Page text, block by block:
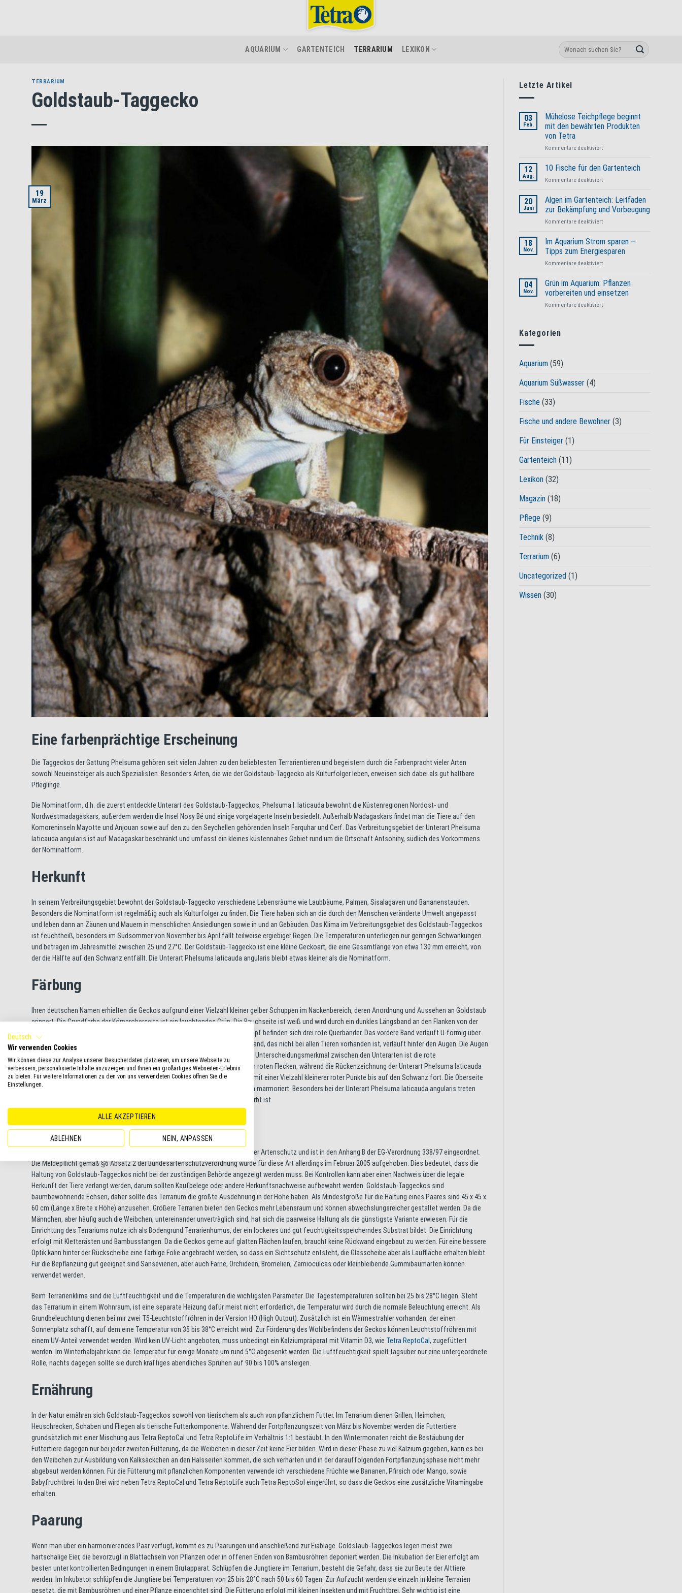
AQUARIUM GARTENTEICH TERRARIUM LEXIKON
TERRARIUM
Goldstaub-Taggecko
19
März
Eine farbenprächtige Erscheinung
Die Taggeckos der Gattung Phelsuma gehören seit vielen Jahren zu den beliebtesten Terrarientieren und begeistern durch die Farbenpracht vieler Arten
sowohl Neueinsteiger als auch Spezialisten. Besonders Arten, die wie der Goldstaub-Taggecko als Kulturfolger leben, erweisen sich dabei als gut haltbare
Pfleglinge.
Die Nominatform, d.h. die zuerst entdeckte Unterart des Goldstaub-Taggeckos, Phelsuma l. laticauda bewohnt die Küstenregionen Nordost- und
Nordwestmadagaskars, außerdem werden die Insel Nosy Bé und einige vorgelagerte Inseln besiedelt. Außerhalb Madagaskars findet man die Tiere auf den
Komoreninseln Mayotte und Anjouan sowie auf den zu den Seychellen gehörenden Inseln Farquhar und Cerf. Das Verbreitungsgebiet der Unterart Phelsuma
laticauda angularis ist auf Madagaskar beschränkt und umfasst ein kleines küstennahes Gebiet rund um die Ortschaft Antsohihy, südlich des Vorkommens
der Nominatform.
Herkunft
In seinem Verbreitungsgebiet bewohnt der Goldstaub-Taggecko verschiedene Lebensräume wie Laubbäume, Palmen, Sisalagaven und Bananenstauden.
Besonders die Nominatform ist regelmäßig auch als Kulturfolger zu finden. Die Tiere haben sich an die durch den Menschen veränderte Umwelt angepasst
und leben dann an Zäunen und Mauern in menschlichen Ansiedlungen sowie in und an Gebäuden. Das Klima im Verbreitungsgebiet des Goldstaub-Taggeckos
ist feuchtheiß, besonders im Südsommer von November bis April fällt teilweise ergiebiger Regen. Die Temperaturen unterliegen nur geringen Schwankungen
und betragen im Jahresmittel zwischen 25 und 27°C. Der Goldstaub-Taggecko ist eine kleine Geckoart, die eine Gesamtlänge von etwa 130 mm erreicht, von
der die Hälfte auf den Schwanz entfällt. Die Unterart Phelsuma laticauda angularis bleibt etwas kleiner als die Nominatform.
Färbung
Ihren deutschen Namen erhielten die Geckos aufgrund einer Vielzahl kleiner gelber Schuppen im Nackenbereich, deren Anordnung und Aussehen an Goldstaub
erinnert. Die Grundfarbe der Körperoberseite ist ein leuchtendes Grün. Die Bauchseite ist weiß und wird durch ein dunkles Längsband an den Flanken von der
Oberseite abgegrenzt. Die Kehle weist eine gelbliche Färbung auf. Auf dem Kopf befinden sich drei rote Querbänder. Das vordere Band verläuft U-förmig über
die Schnauzenspitze, das dahinter liegende verbindet die Augen. Ein drittes Band, das nicht bei allen Tieren vorhanden ist, verläuft hinter den Augen. Die Augen
selbst sind durch einen blauen Ring kontrastreich eingefasst. Das wichtigste Unterscheidungsmerkmal zwischen den Unterarten ist die rote
Rückenzeichnung. Bei der Nominatform besteht sie aus drei tropfenförmigen roten Flecken, während die Rückenzeichnung der Unterart Phelsuma laticauda
angularis einen roten Winkel bildet. Dahinter setzt sich die Rückenzeichnung mit einer Vielzahl kleinerer roter Punkte bis auf den Schwanz fort. Die Oberseite
des Schwanzes ist gelbgrün gefärbt, die Oberseiten der Gliedmaßen sind grün marmoriert. Besonders bei der Unterart Phelsuma laticauda angularis treten
gelegentlich Tiere auf, bei denen die Körperoberseite statt grün bläulich gefärbt ist.
Haltung
Wie alle Arten der Gattung Phelsuma steht auch der Goldstaub-Taggecko unter Artenschutz und ist in den Anhang B der EG-Verordnung 338/97 eingeordnet.
Die Meldepflicht gemäß §6 Absatz 2 der Bundesartenschutzverordnung wurde für diese Art allerdings im Februar 2005 aufgehoben. Dies bedeutet, dass die
Haltung von Goldstaub-Taggeckos nicht bei der zuständigen Behörde angezeigt werden muss. Bei Kontrollen kann aber einen Nachweis über die legale
Herkunft der Tiere verlangt werden, darum sollten Kaufbelege oder andere Herkunftsnachweise aufbewahrt werden. Goldstaub-Taggeckos sind
baumbewohnende Echsen, daher sollte das Terrarium die größte Ausdehnung in der Höhe haben. Als Mindestgröße für die Haltung eines Paares sind 45 x 45 x
60 cm (Länge x Breite x Höhe) anzusehen. Größere Terrarien bieten den Geckos mehr Lebensraum und können abwechslungsreicher gestaltet werden. Da die
Männchen, aber häufig auch die Weibchen, untereinander unverträglich sind, hat sich die paarweise Haltung als die günstigste Variante erwiesen. Für die
Einrichtung des Terrariums nutze ich als Bodengrund Terrarienhumus, der ein lockeres und gut feuchtigkeitsspeicherndes Substrat bildet. Die Einrichtung
erfolgt mit Kletterästen und Bambusstangen. Da die Geckos gerne auf glatten Flächen laufen, braucht keine Rückwand eingebaut zu werden. Für eine bessere
Optik kann hinter der Rückscheibe eine farbige Folie angebracht werden, so dass ein Sichtschutz entsteht, die Glasscheibe aber als Lauffläche erhalten bleibt.
Für die Bepflanzung gut geeignet sind Sansevierien, aber auch Farne, Orchideen, Bromelien, Zamioculcas oder kleinbleibende Gummibaumarten können
verwendet werden.
Beim Terrarienklima sind die Luftfeuchtigkeit und die Temperaturen die wichtigsten Parameter. Die Tagestemperaturen sollten bei 25 bis 28°C liegen. Steht
das Terrarium in einem Wohnraum, ist eine separate Heizung dafür meist nicht erforderlich, die Temperatur wird durch die normale Beleuchtung erreicht. Als
Grundbeleuchtung dienen bei mir zwei T5-Leuchtstoffröhren in der Version HO (High Output). Zusätzlich ist ein Wärmestrahler vorhanden, der einen
Sonnenplatz schafft, auf dem eine Temperatur von 35 bis 38°C erreicht wird. Zur Förderung des Wohlbefindens der Geckos können Leuchtstoffröhren mit
einem UV-Anteil verwendet werden. Wird kein UV-Licht angeboten, muss unbedingt ein Kalziumpräparat mit Vitamin D3, wie Tetra ReptoCal, zugefüttert
werden. Im Winterhalbjahr kann die Temperatur für einige Monate um rund 5°C abgesenkt werden. Die Luftfeuchtigkeit spielt tagsüber nur eine untergeordnete
Rolle, nachts dagegen sollte sie durch kräftiges abendliches Sprühen auf 90 bis 100% ansteigen.
Ernährung
In der Natur ernähren sich Goldstaub-Taggeckos sowohl von tierischem als auch von pflanzlichem Futter. Im Terrarium dienen Grillen, Heimchen,
Heuschrecken, Schaben und Fliegen als tierische Futterkomponente. Während der Fortpflanzungszeit von März bis November werden die Futtertiere
grundsätzlich mit einer Mischung aus Tetra ReptoCal und Tetra ReptoLife im Verhältnis 1:1 bestäubt. In den Wintermonaten reicht die Bestäubung der
Futtertiere dagegen nur bei jeder zweiten Fütterung, da die Weibchen in dieser Zeit keine Eier bilden. Wird in dieser Phase zu viel Kalzium gegeben, kann es bei
den Weibchen zur Ausbildung von Kalksäckchen an den Halsseiten kommen, die sich verhärten und in der darauffolgenden Fortpflanzungsphase nicht mehr
abgebaut werden können. Für die Fütterung mit pflanzlichen Komponenten verwende ich verschiedene Früchte wie Bananen, Pfirsich oder Mango, sowie
Babyfruchtbrei. In den Brei wird neben Tetra ReptoCal und Tetra ReptoLife auch Tetra ReptoSol eingerührt, so dass die Geckos eine zusätzliche Vitamingabe
erhalten.
Paarung
Wenn man über ein harmonierendes Paar verfügt, kommt es zu Paarungen und anschließend zur Eiablage. Goldstaub-Taggeckos legen meist zwei
hartschalige Eier, die bevorzugt in Blattachseln von Pflanzen oder in offenen Enden von Bambusröhren deponiert werden. Die Inkubation der Eier erfolgt am
besten unter kontrollierten Bedingungen in einem Brutapparat. Schlüpfen die Jungtiere im Terrarium, besteht die Gefahr, dass sie zur Beute der Alttiere
werden. Im Inkubator schlüpfen die Jungtiere bei Temperaturen von 25 bis 28°C nach 50 bis 60 Tagen. Zur Aufzucht werden sie einzeln in kleine Terrarien
gesetzt, die mit Bambusröhren und einer Pflanze eingerichtet sind. Die Fütterung erfolgt mit kleinen Insekten und mit Fruchtbrei. Sehr wichtig ist eine
Letzte Artikel
03
Feb.
Mühelose Teichpflege beginnt
mit den bewährten Produkten
von Tetra
Kommentare deaktiviertfür
Teichpflege
mit
bewährten
Produkten
Tetra
12
Aug.
10 Fische für den Gartenteich
Kommentare deaktiviertfür
Fische
für
den
Gartenteich
20
Juni
Algen im Gartenteich: Leitfaden
zur Bekämpfung und Vorbeugung
Kommentare deaktiviertfür
Gartenteich:
Leitfaden
zur
und
Vorbeugung
18
Nov.
Im Aquarium Strom sparen –
Tipps zum Energiesparen
Kommentare deaktiviertfür
Aquarium
sparen
–
04
Nov.
Grün im Aquarium: Pflanzen
vorbereiten und einsetzen
Kommentare deaktiviertfür
Kategorien
Aquarium (59)
Aquarium Süßwasser (4)
Fische (33)
Fische und andere Bewohner (3)
Für Einsteiger (1)
Gartenteich (11)
Lexikon (32)
Magazin (18)
Pflege (9)
Technik (8)
Terrarium (6)
Uncategorized (1)
Wissen (30)
Deutsch
Wir verwenden Cookies
Wir können diese zur Analyse unserer Besucherdaten platzieren, um unsere Webseite zu
verbessern, personalisierte Inhalte anzuzeigen und Ihnen ein großartiges Webseiten-Erlebnis
zu bieten. Für weitere Informationen zu den von uns verwendeten Cookies öffnen Sie die
Einstellungen.
ALLE AKZEPTIEREN
ABLEHNEN NEIN, ANPASSEN